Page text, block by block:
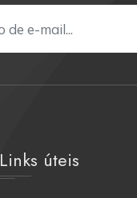
Links úteis